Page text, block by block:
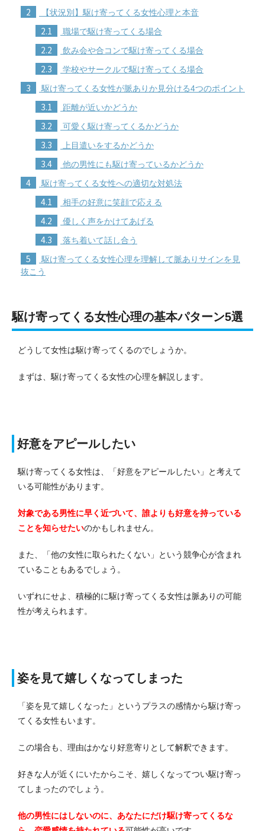
2 【状況別】駆け寄ってくる女性心理と本音
2.1 職場で駆け寄ってくる場合
2.2 飲み会や合コンで駆け寄ってくる場合
2.3 学校やサークルで駆け寄ってくる場合
3 駆け寄ってくる女性が脈ありか見分ける4つのポイント
3.1 距離が近いかどうか
3.2 可愛く駆け寄ってくるかどうか
3.3 上目遣いをするかどうか
3.4 他の男性にも駆け寄っているかどうか
4 駆け寄ってくる女性への適切な対処法
4.1 相手の好意に笑顔で応える
4.2 優しく声をかけてあげる
4.3 落ち着いて話し合う
5
駆け寄ってくる女性心理を理解して脈ありサインを見
抜こう
駆け寄ってくる女性心理の基本パターン5選
どうして女性は駆け寄ってくるのでしょうか。
まずは、駆け寄ってくる女性の心理を解説します。
好意をアピールしたい
駆け寄ってくる女性は、「好意をアピールしたい」と考えて
いる可能性があります。
対象である男性に早く近づいて、誰よりも好意を持っている
ことを知らせたいのかもしれません。
また、「他の女性に取られたくない」という競争心が含まれ
ていることもあるでしょう。
いずれにせよ、積極的に駆け寄ってくる女性は脈ありの可能
性が考えられます。
姿を見て嬉しくなってしまった
「姿を見て嬉しくなった」というプラスの感情から駆け寄っ
てくる女性もいます。
この場合も、理由はかなり好意寄りとして解釈できます。
好きな人が近くにいたからこそ、嬉しくなってつい駆け寄っ
てしまったのでしょう。
他の男性にはしないのに、あなたにだけ駆け寄ってくるな